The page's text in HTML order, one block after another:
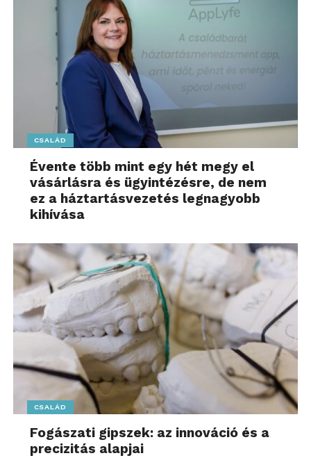
CSALÁD
Évente több mint egy hét megy el
vásárlásra és ügyintézésre, de nem
ez a háztartásvezetés legnagyobb
kihívása
CSALÁD
Fogászati gipszek: az innováció és a
precizitás alapjai